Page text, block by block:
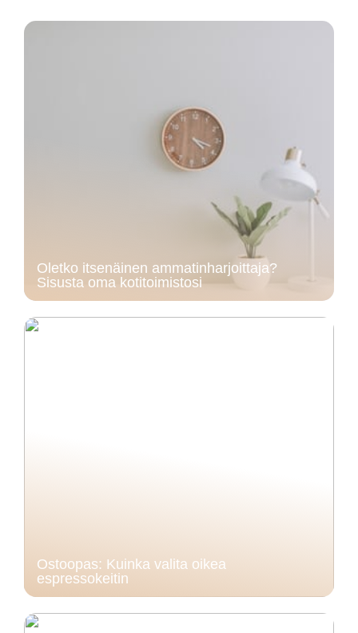
Oletko itsenäinen ammatinharjoittaja?
Sisusta oma kotitoimistosi
Ostoopas: Kuinka valita oikea
espressokeitin